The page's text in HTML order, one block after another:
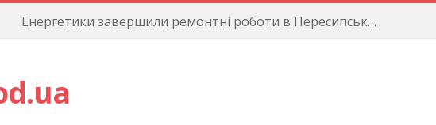
Енергетики завершили ремонтні роботи в Пересипському районі